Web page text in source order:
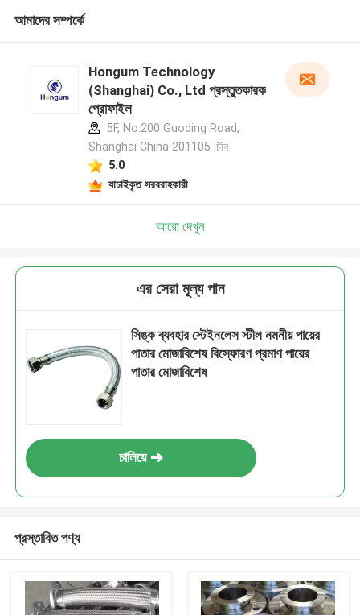
আমাদের সম্পর্কে
Hongum Technology
(Shanghai) Co., Ltd প্রস্তুতকারক
প্রোফাইল
5F, No.200 Guoding Road,
Shanghai China 201105 ,চীন
5.0
যাচাইকৃত সরবরাহকারী
আরো দেখুন
এর সেরা মূল্য পান
সিঙ্ক ব্যবহার স্টেইনলেস স্টীল নমনীয় পায়ের
পাতার মোজাবিশেষ বিস্ফোরণ প্রমাণ পায়ের
পাতার মোজাবিশেষ
চালিয়ে
প্রস্তাবিত পণ্য